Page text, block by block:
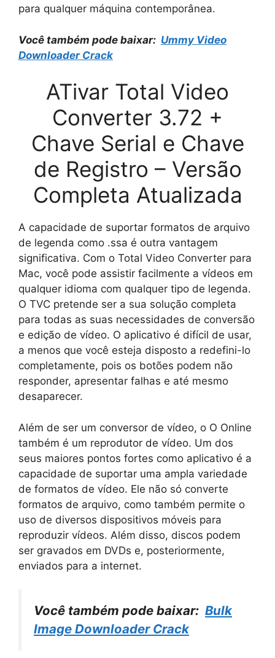
para qualquer máquina contemporânea.
Você também pode baixar: Ummy Video
Downloader Crack
ATivar Total Video
Converter 3.72 +
Chave Serial e Chave
de Registro – Versão
Completa Atualizada
A capacidade de suportar formatos de arquivo
de legenda como .ssa é outra vantagem
significativa. Com o Total Video Converter para
Mac, você pode assistir facilmente a vídeos em
qualquer idioma com qualquer tipo de legenda.
O TVC pretende ser a sua solução completa
para todas as suas necessidades de conversão
e edição de vídeo. O aplicativo é difícil de usar,
a menos que você esteja disposto a redefini-lo
completamente, pois os botões podem não
responder, apresentar falhas e até mesmo
desaparecer.
Além de ser um conversor de vídeo, o O Online
também é um reprodutor de vídeo. Um dos
seus maiores pontos fortes como aplicativo é a
capacidade de suportar uma ampla variedade
de formatos de vídeo. Ele não só converte
formatos de arquivo, como também permite o
uso de diversos dispositivos móveis para
reproduzir vídeos. Além disso, discos podem
ser gravados em DVDs e, posteriormente,
enviados para a internet.
Você também pode baixar: Bulk
Image Downloader Crack